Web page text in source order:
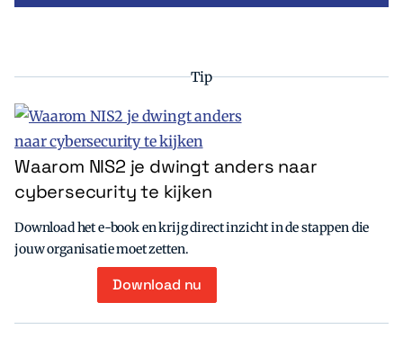
Tip
Waarom NIS2 je dwingt anders naar
cybersecurity te kijken
Download het e-book en krijg direct inzicht in de stappen die
jouw organisatie moet zetten.
Download nu